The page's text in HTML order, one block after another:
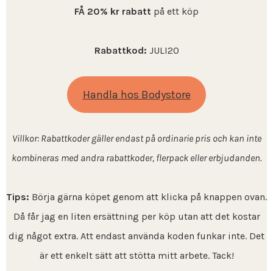
FÅ 20% kr rabatt på ett köp
Rabattkod: JULI20
Handla hos Bodystore
Villkor: Rabattkoder gäller endast på ordinarie pris och kan inte
kombineras med andra rabattkoder, flerpack eller erbjudanden.
Tips: Börja gärna köpet genom att klicka på knappen ovan.
Då får jag en liten ersättning per köp utan att det kostar
dig något extra. Att endast använda koden funkar inte. Det
är ett enkelt sätt att stötta mitt arbete. Tack!